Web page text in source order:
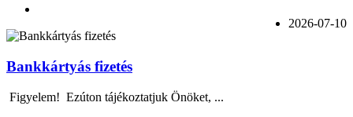
2026-07-10
Bankkártyás fizetés
Figyelem! Ezúton tájékoztatjuk Önöket, ...